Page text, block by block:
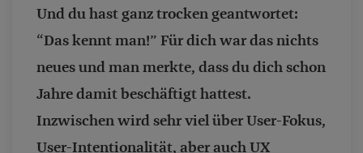
Und du hast ganz trocken geantwortet:
“Das kennt man!” Für dich war das nichts
neues und man merkte, dass du dich schon
Jahre damit beschäftigt hattest.
Inzwischen wird sehr viel über User-Fokus,
User-Intentionalität, aber auch UX